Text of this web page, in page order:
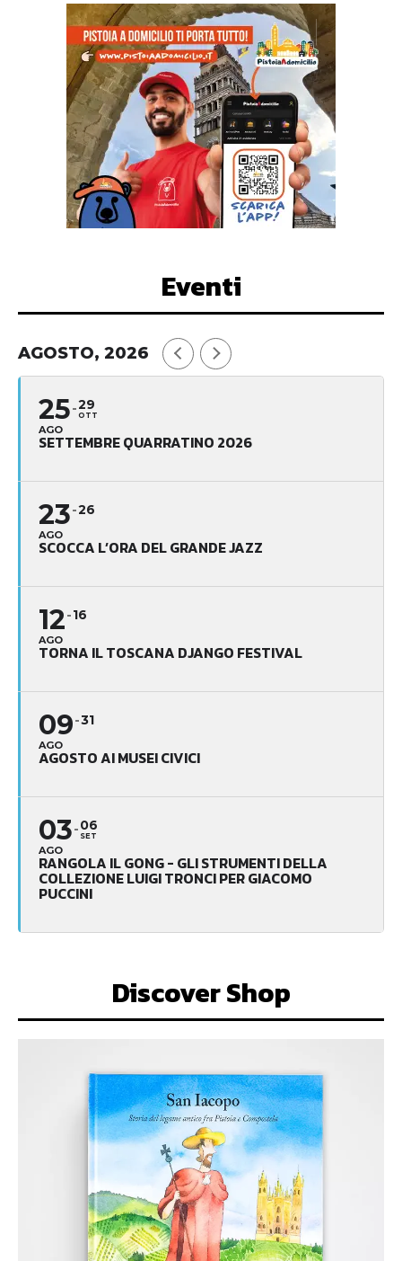
Eventi
AGOSTO, 2026
25
AGO
29
OTT
SETTEMBRE QUARRATINO 2026
23
AGO
26
SCOCCA L’ORA DEL GRANDE JAZZ
12
AGO
16
TORNA IL TOSCANA DJANGO FESTIVAL
09
AGO
31
AGOSTO AI MUSEI CIVICI
03
AGO
06
SET
RANGOLA IL GONG - GLI STRUMENTI DELLA
COLLEZIONE LUIGI TRONCI PER GIACOMO
PUCCINI
Discover Shop